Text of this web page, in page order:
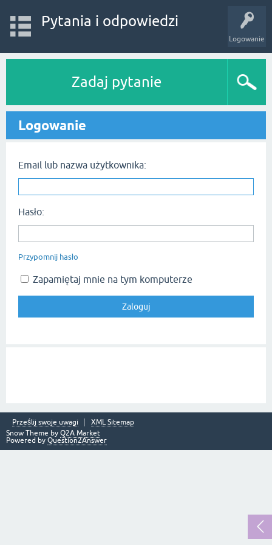
Logowanie
Pytania i odpowiedzi
Zadaj pytanie
Logowanie
Email lub nazwa użytkownika:
Hasło:
Przypomnij hasło
Zapamiętaj mnie na tym komputerze
Prześlij swoje uwagi
XML Sitemap
Snow Theme by Q2A Market
Powered by Question2Answer